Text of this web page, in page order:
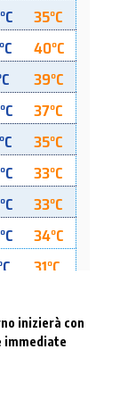
inizierà con
immediate